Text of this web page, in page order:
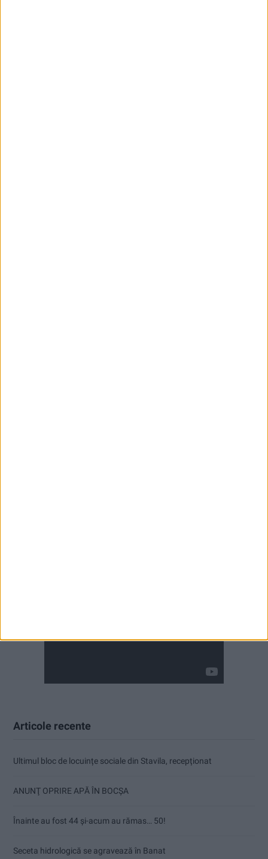
Articole recente
Ultimul bloc de locuințe sociale din Stavila, recepționat
ANUNŢ OPRIRE APĂ ÎN BOCȘA
Înainte au fost 44 și-acum au rămas… 50!
Seceta hidrologică se agravează în Banat